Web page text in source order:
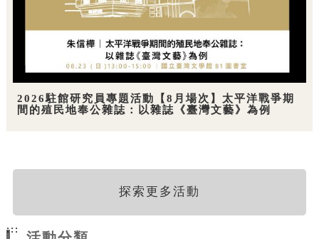
2026駐館研究員專題活動【8月場次】太平洋戰爭期
間的殖民地奉公雜誌：以雜誌《臺灣文藝》為例
探索更多活動
:::